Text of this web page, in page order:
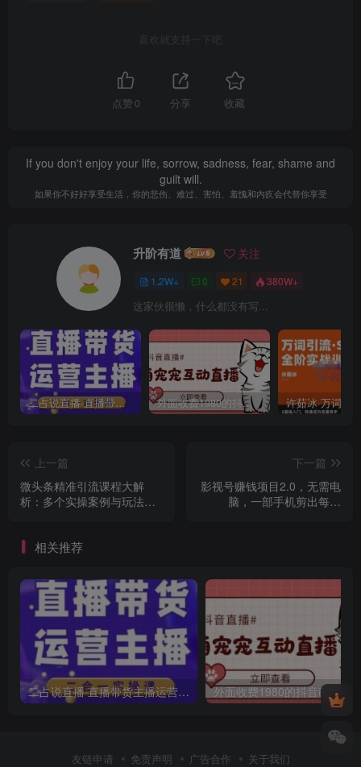
喜欢就支持一下吧
点赞 0 分享 收藏
If you don't enjoy your life, sorrow, sadness, fear, shame and
guilt will.
如果你不好好享受生活，你的悲伤、难过、害怕、羞愧和内疚会代替你享受
升阶有道 关注
1.2W+ 0 21 380W+
这家伙很懒，什么都没有写...
二占说直播·直播带货主播运营课程，主播运营二合一实操课 外面收费1980的抖音萌宠宠直播项目，可虚拟人直播，抖音报白，实时互动直播【软件+详细教程】
上一篇
微头条精准引流课程大解
析：多个实操案例与玩法，2
下一篇
影视号赚钱项目2.0，无需电
脑，一部手机剪出每月
相关推荐
二占说直播·直播带货主播运营课程，主播运营二合一实操课
友链申请 免责声明 广告合作 关于我们